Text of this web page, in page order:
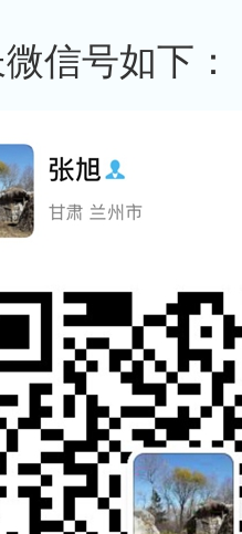
信号如下：